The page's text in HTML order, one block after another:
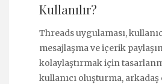
Kullanılır?
Threads uygulaması,
mesajlaşma ve içerik
kolaylaştırmak için
kullanıcı oluşturma, arkadaş